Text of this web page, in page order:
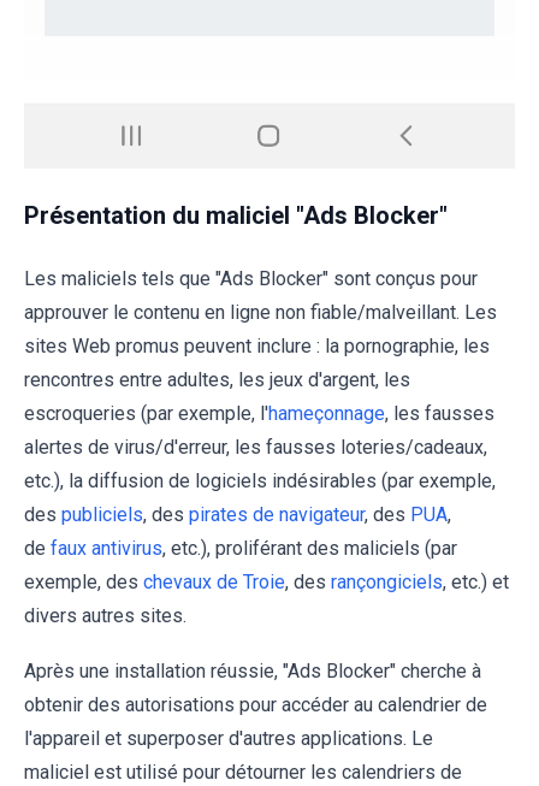
Présentation du maliciel "Ads Blocker"
Les maliciels tels que "Ads Blocker" sont conçus pour
approuver le contenu en ligne non fiable/malveillant. Les
sites Web promus peuvent inclure : la pornographie, les
rencontres entre adultes, les jeux d'argent, les
escroqueries (par exemple, l'hameçonnage, les fausses
alertes de virus/d'erreur, les fausses loteries/cadeaux,
etc.), la diffusion de logiciels indésirables (par exemple,
des publiciels, des pirates de navigateur, des PUA,
de faux antivirus, etc.), proliférant des maliciels (par
exemple, des chevaux de Troie, des rançongiciels, etc.) et
divers autres sites.
Après une installation réussie, "Ads Blocker" cherche à
obtenir des autorisations pour accéder au calendrier de
l'appareil et superposer d'autres applications. Le
maliciel est utilisé pour détourner les calendriers de